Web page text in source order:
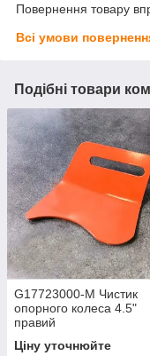
Повернення товару
Всі умови
Подібні товари
G17723000-M Чистик
опорного колеса 4.5"
правий
Ціну уточнюйте